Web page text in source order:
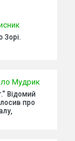
Зорі.
Мудрик
Відомий
про